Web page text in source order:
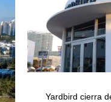
Yardbird cierra